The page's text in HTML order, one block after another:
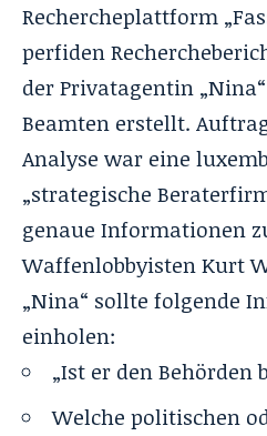
Rechercheplattform
perfiden
der Privatagentin „Nina
Beamten erstellt.
Analyse war eine
„strategische
genaue Informationen
Waffenlobbyisten Kurt
„Nina“ sollte folgende
einholen:
„Ist er den Behörden
Welche politischen